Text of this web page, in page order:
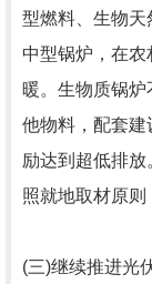
型燃料、生物天
中型锅炉，在
暖。生物质锅
他物料，配套建
励达到超低排
照就地取材原则
(三)继续推进光